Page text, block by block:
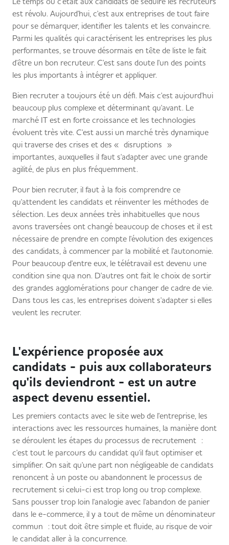
est révolu. Aujourd'hui, c'est aux entreprises de tout faire
pour se démarquer, identifier les talents et les convaincre.
Parmi les qualités qui caractérisent les entreprises les plus
performantes, se trouve désormais en tête de liste le fait
d'être un bon recruteur. C'est sans doute l'un des points
les plus importants à intégrer et appliquer.
Bien recruter a toujours été un défi. Mais c'est aujourd'hui
beaucoup plus complexe et déterminant qu'avant. Le
marché IT est en forte croissance et les technologies
évoluent très vite. C'est aussi un marché très dynamique
qui traverse des crises et des « disruptions »
importantes, auxquelles il faut s'adapter avec une grande
agilité, de plus en plus fréquemment.
Pour bien recruter, il faut à la fois comprendre ce
qu'attendent les candidats et réinventer les méthodes de
sélection. Les deux années très inhabituelles que nous
avons traversées ont changé beaucoup de choses et il est
nécessaire de prendre en compte l'évolution des exigences
des candidats, à commencer par la mobilité et l'autonomie.
Pour beaucoup d'entre eux, le télétravail est devenu une
condition sine qua non. D'autres ont fait le choix de sortir
des grandes agglomérations pour changer de cadre de vie.
Dans tous les cas, les entreprises doivent s'adapter si elles
veulent les recruter.
L'expérience proposée aux
candidats - puis aux collaborateurs
qu'ils deviendront - est un autre
aspect devenu essentiel.
Les premiers contacts avec le site web de l'entreprise, les
interactions avec les ressources humaines, la manière dont
se déroulent les étapes du processus de recrutement :
c'est tout le parcours du candidat qu'il faut optimiser et
simplifier. On sait qu'une part non négligeable de candidats
renoncent à un poste ou abandonnent le processus de
recrutement si celui-ci est trop long ou trop complexe.
Sans pousser trop loin l'analogie avec l'abandon de panier
dans le e-commerce, il y a tout de même un dénominateur
commun : tout doit être simple et fluide, au risque de voir
le candidat aller à la concurrence.